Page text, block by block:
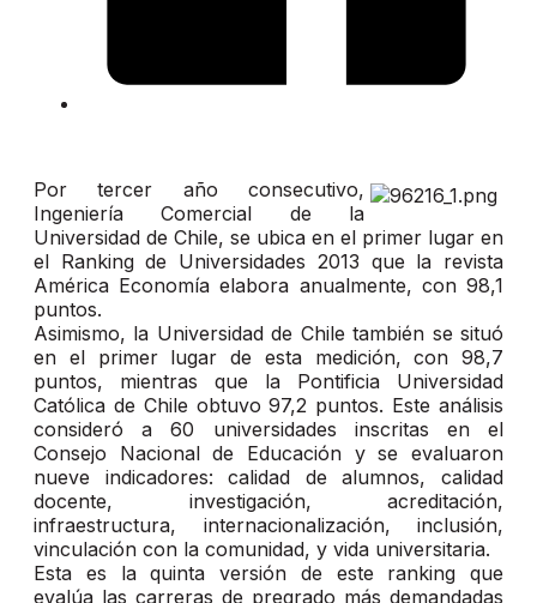
Por tercer año consecutivo,
Ingeniería Comercial de la
Universidad de Chile, se ubica en el primer lugar en
el Ranking de Universidades 2013 que la revista
América Economía elabora anualmente, con 98,1
puntos.
Asimismo, la Universidad de Chile también se situó
en el primer lugar de esta medición, con 98,7
puntos, mientras que la Pontificia Universidad
Católica de Chile obtuvo 97,2 puntos. Este análisis
consideró a 60 universidades inscritas en el
Consejo Nacional de Educación y se evaluaron
nueve indicadores: calidad de alumnos, calidad
docente, investigación, acreditación,
infraestructura, internacionalización, inclusión,
vinculación con la comunidad, y vida universitaria.
Esta es la quinta versión de este ranking que
evalúa las carreras de pregrado más demandadas